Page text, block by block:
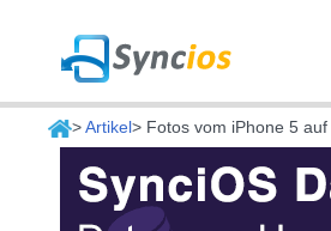
>Artikel> Fotos vom iPhone 5